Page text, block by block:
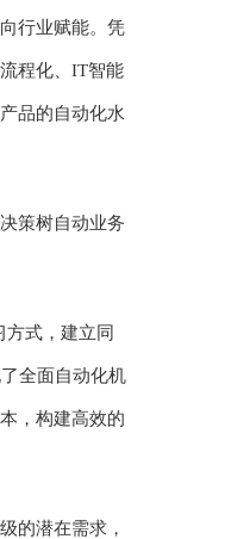
行业赋能。凭
程化、IT智能
品的自动化水
策树自动业务
式，建立同
全面自动化机
，构建高效的
的潜在需求，